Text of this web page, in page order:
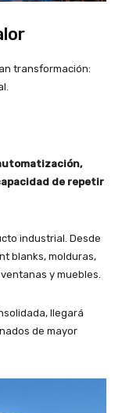
transformación:
de repetir
industrial. Desde
blanks, molduras,
y muebles.
llegará
de mayor